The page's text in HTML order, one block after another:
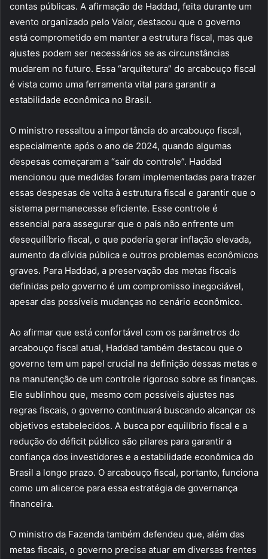
contas públicas. A afirmação de Haddad, feita durante um
evento organizado pelo Valor, destacou que o governo
está comprometido em manter a estrutura fiscal, mas que
ajustes podem ser necessários se as circunstâncias
mudarem no futuro. Essa “arquitetura” do arcabouço fiscal
é vista como uma ferramenta vital para garantir a
estabilidade econômica no Brasil.
O ministro ressaltou a importância do arcabouço fiscal,
especialmente após o ano de 2024, quando algumas
despesas começaram a “sair do controle”. Haddad
mencionou que medidas foram implementadas para trazer
essas despesas de volta à estrutura fiscal e garantir que o
sistema permanecesse eficiente. Esse controle é
essencial para assegurar que o país não enfrente um
desequilíbrio fiscal, o que poderia gerar inflação elevada,
aumento da dívida pública e outros problemas econômicos
graves. Para Haddad, a preservação das metas fiscais
definidas pelo governo é um compromisso inegociável,
apesar das possíveis mudanças no cenário econômico.
Ao afirmar que está confortável com os parâmetros do
arcabouço fiscal atual, Haddad também destacou que o
governo tem um papel crucial na definição dessas metas e
na manutenção de um controle rigoroso sobre as finanças.
Ele sublinhou que, mesmo com possíveis ajustes nas
regras fiscais, o governo continuará buscando alcançar os
objetivos estabelecidos. A busca por equilíbrio fiscal e a
redução do déficit público são pilares para garantir a
confiança dos investidores e a estabilidade econômica do
Brasil a longo prazo. O arcabouço fiscal, portanto, funciona
como um alicerce para essa estratégia de governança
financeira.
O ministro da Fazenda também defendeu que, além das
metas fiscais, o governo precisa atuar em diversas frentes